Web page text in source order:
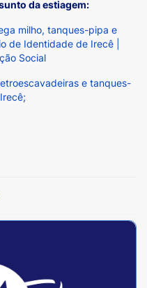
da estiagem:
milho, tanques-pipa e
de Identidade de Irecê |
Social
e tanques-